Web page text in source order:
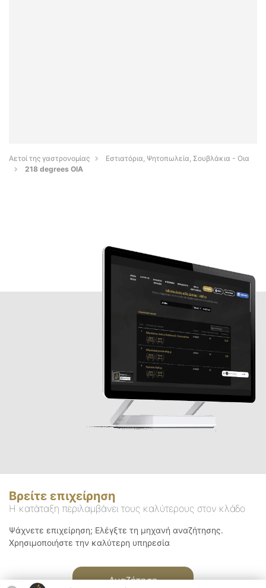
Αετοί της γαστρονομίας
Εστιατόρια, Ψητοπωλεία, Σουβλάκια - Οια
218 degrees OIA
Βρείτε επιχείρηση
Η κατάταξη περιλαμβάνει τους καλύτερους στον κλάδο
Ψάχνετε επιχείρηση; Ελέγξτε τη μηχανή αναζήτησης.
Χρησιμοποιήστε την καλύτερη υπηρεσία
Αναζήτηση